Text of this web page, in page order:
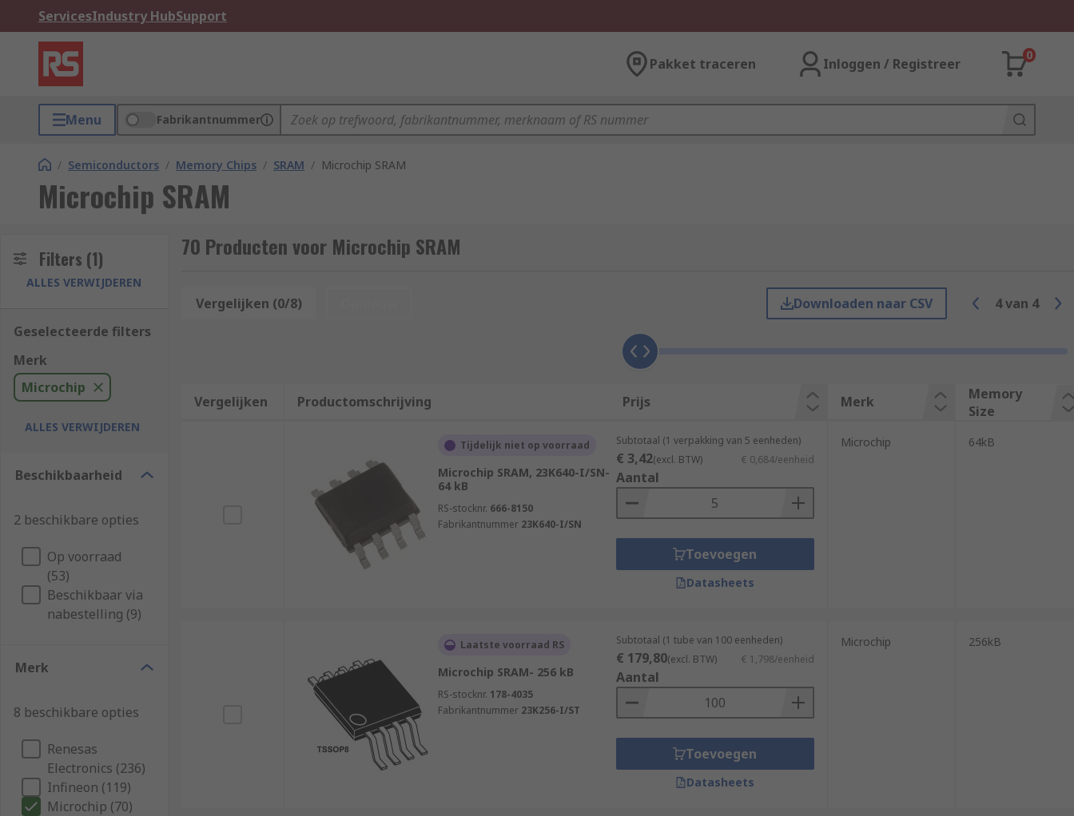
ServicesIndustry HubSupport
Pakket traceren Inloggen / Registreer
0
Menu Fabrikantnummer
/ Semiconductors / Memory Chips / SRAM / Microchip SRAM
Microchip SRAM
Filters (1)
ALLES VERWIJDEREN
Geselecteerde filters
Merk
Microchip
ALLES VERWIJDEREN
Beschikbaarheid
2 beschikbare opties
Op voorraad
(53)
Beschikbaar via
nabestelling (9)
Merk
8 beschikbare opties
Renesas
Electronics (236)
Infineon (119)
Microchip (70)
70 Producten voor Microchip SRAM
Vergelijken (0/8) Downloaden naar CSV 4van 4
Vergelijken Productomschrijving Prijs Merk
Memory
Size
Tijdelijk niet op voorraad
Microchip SRAM, 23K640-I/SN-
64 kB
RS-stocknr. 666-8150
Fabrikantnummer 23K640-I/SN
Subtotaal (1 verpakking van 5 eenheden)
€ 3,42(excl. BTW) € 0,684/eenheid
Aantal
Toevoegen
Datasheets
Microchip 64kB
Laatste voorraad RS
Microchip SRAM- 256 kB
RS-stocknr. 178-4035
Fabrikantnummer 23K256-I/ST
Subtotaal (1 tube van 100 eenheden)
€ 179,80(excl. BTW) € 1,798/eenheid
Aantal
Toevoegen
Datasheets
Microchip 256kB